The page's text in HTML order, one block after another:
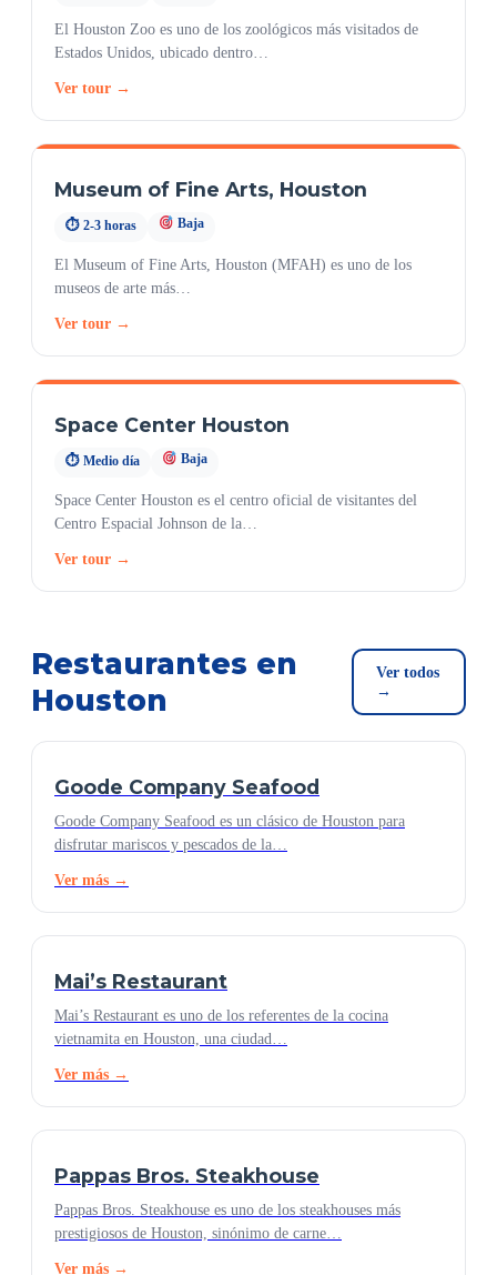
El Houston Zoo es uno de los zoológicos más visitados de
Estados Unidos, ubicado dentro…
Ver tour →
Museum of Fine Arts, Houston
⏱ 2-3 horas Baja
El Museum of Fine Arts, Houston (MFAH) es uno de los
museos de arte más…
Ver tour →
Space Center Houston
⏱ Medio día Baja
Space Center Houston es el centro oficial de visitantes del
Centro Espacial Johnson de la…
Ver tour →
Restaurantes en
Houston
Ver todos
→
Goode Company Seafood
Goode Company Seafood es un clásico de Houston para
disfrutar mariscos y pescados de la…
Ver más →
Mai’s Restaurant
Mai’s Restaurant es uno de los referentes de la cocina
vietnamita en Houston, una ciudad…
Ver más →
Pappas Bros. Steakhouse
Pappas Bros. Steakhouse es uno de los steakhouses más
prestigiosos de Houston, sinónimo de carne…
Ver más →